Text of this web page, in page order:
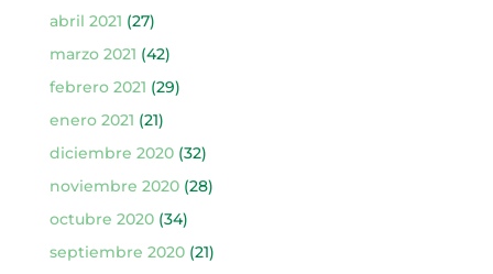
abril 2021 (27)
marzo 2021 (42)
febrero 2021 (29)
enero 2021 (21)
diciembre 2020(32)
noviembre 2020(28)
octubre 2020(34)
septiembre 2020(21)